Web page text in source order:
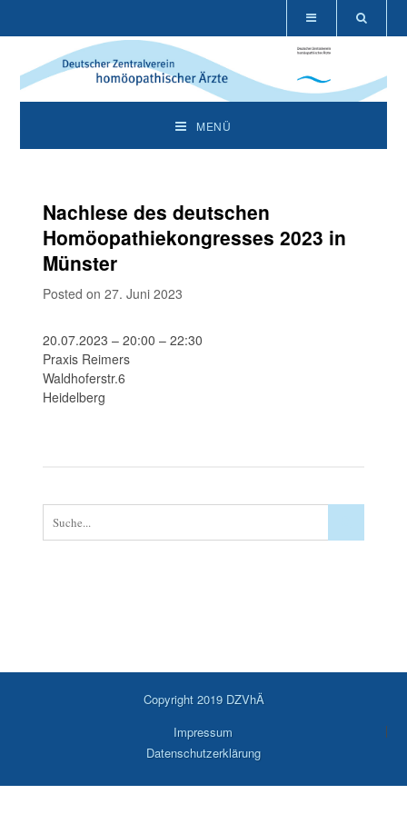
MENÜ
Nachlese des deutschen
Homöopathiekongresses 2023 in
Münster
Posted on 27. Juni 2023
20.07.2023 – 20:00 – 22:30
Praxis Reimers
Waldhoferstr.6
Heidelberg
Copyright 2019 DZVhÄ
Impressum
Datenschutzerklärung